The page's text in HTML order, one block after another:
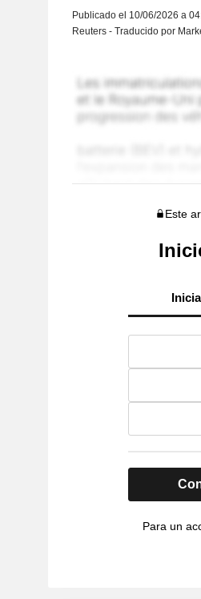
Publicado el 10/06/2026 a
Reuters - Traducido por
Este
Para un